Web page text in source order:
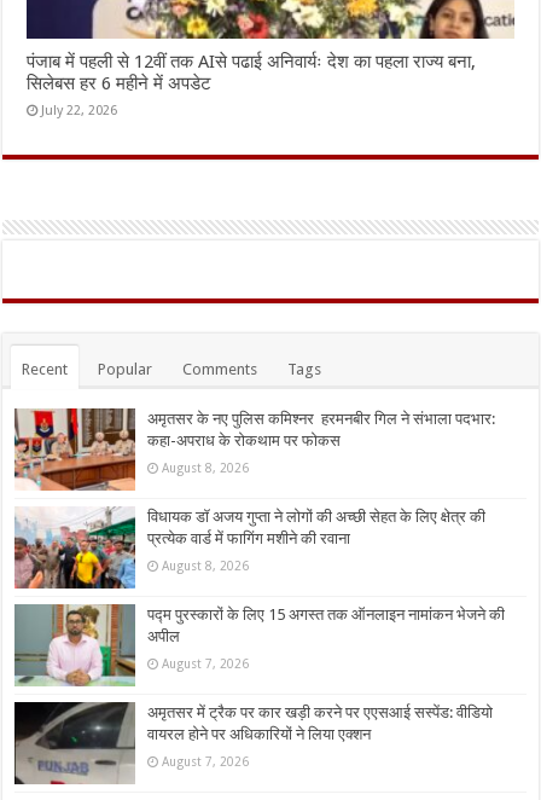
पंजाब में पहली से 12वीं तक AIसे पढाई अनिवार्यः देश का पहला राज्य बना,
सिलेबस हर 6 महीने में अपडेट
July 22, 2026
Recent Popular Comments Tags
अमृतसर के नए पुलिस कमिश्नर हरमनबीर गिल ने संभाला पदभार:
कहा-अपराध के रोकथाम पर फोकस
August 8, 2026
विधायक डॉ अजय गुप्ता ने लोगों की अच्छी सेहत के लिए क्षेत्र की
प्रत्येक वार्ड में फागिंग मशीने की रवाना
August 8, 2026
पद्म पुरस्कारों के लिए 15 अगस्त तक ऑनलाइन नामांकन भेजने की
अपील
August 7, 2026
अमृतसर में ट्रैक पर कार खड़ी करने पर एएसआई सस्पेंड: वीडियो
वायरल होने पर अधिकारियों ने लिया एक्शन
August 7, 2026